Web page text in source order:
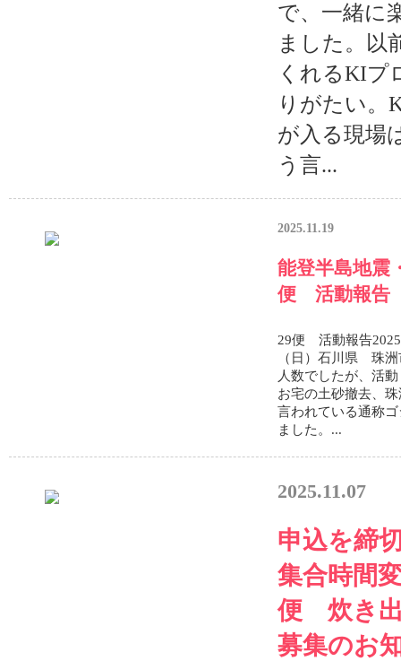
で、一緒に
ました。以
くれるKIプ
りがたい。
が入る現場
う言...
2025.11.19
能登半島地震
便 活動報告
29便 活動報告
（日）石川県 珠
人数でしたが、活
お宅の土砂撤去、
言われている通称
ました。...
2025.11.07
申込を締
集合時間
便 炊き
募集のお